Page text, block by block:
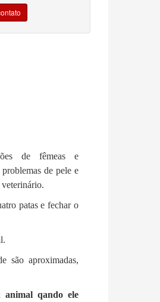
de fêmeas e
de pele e
veterinário.
patas e fechar o
são aproximadas,
animal qando ele